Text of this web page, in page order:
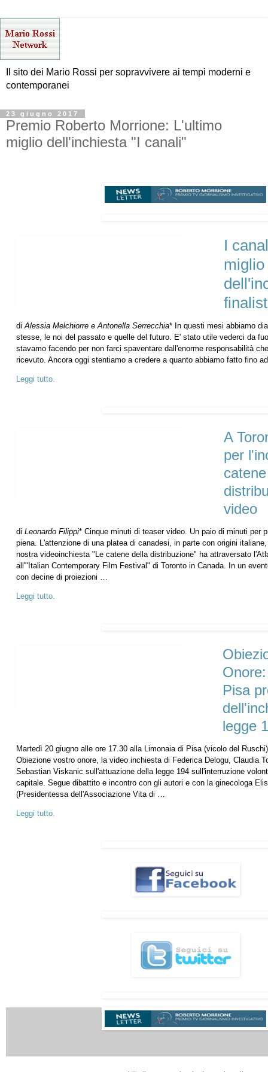
Il sito dei Mario Rossi per sopravvivere ai tempi moderni e
contemporanei
23 giugno 2017
Premio Roberto Morrione: L'ultimo
miglio dell'inchiesta "I canali"
I
miglio
di Alessia Melchiorre e Antonella Serrecchia* In questi mesi abbiamo
stesse, le noi del passato e quelle del futuro. E' stato utile vederci da
stavamo facendo per non farci spaventare dall'enorme responsabilità
ricevuto. Ancora oggi stentiamo a credere a quanto abbiamo fatto fino
Leggi tutto.
A
per
video
di Leonardo Filippi* Cinque minuti di teaser video. Un paio di minuti per
piena. L'attenzione di una platea di canadesi, in parte con origini
nostra videoinchiesta "Le catene della distribuzione" ha attraversato
all'"Italian Contemporary Film Festival" di Toronto in Canada. In un
con decine di proiezioni …
Leggi tutto.
Pisa
legge
Martedì 20 giugno alle ore 17.30 alla Limonaia di Pisa (vicolo del
Obiezione vostro onore, la video inchiesta di Federica Delogu, Claudia
Sebastian Viskanic sull'attuazione della legge 194 sull'interruzione
capitale. Segue dibattito e incontro con gli autori e con la ginecologa
(Presidentessa dell'Associazione Vita di …
Leggi tutto.